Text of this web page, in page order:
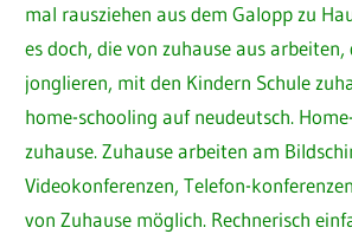
mal rausziehen aus dem Galopp zu
es doch, die von zuhause aus
jonglieren, mit den Kindern Schule
home-schooling auf neudeutsch.
zuhause. Zuhause arbeiten am
Videokonferenzen, Telefon-
von Zuhause möglich. Rechnerisch